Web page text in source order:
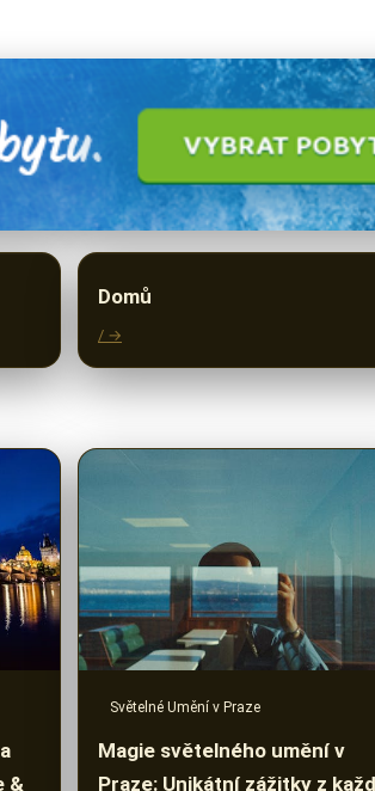
Domů
/ →
&
Světelné Umění v Praze
Magie světelného umění v
Praze: Unikátní zážitky z